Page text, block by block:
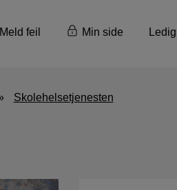
Meld feil Min side
Skolehelsetjenesten